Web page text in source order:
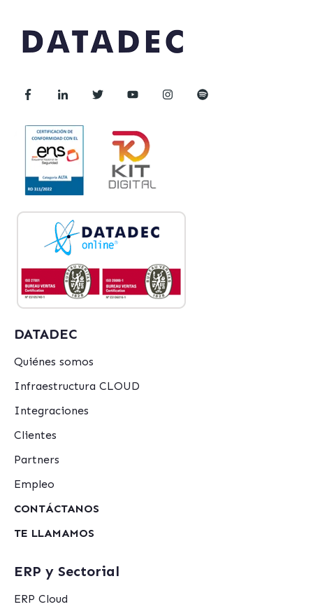
DATADEC
Quiénes somos
Infraestructura CLOUD
Integraciones
Clientes
Partners
Empleo
CONTÁCTANOS
TE LLAMAMOS
ERP y Sectorial
ERP Cloud